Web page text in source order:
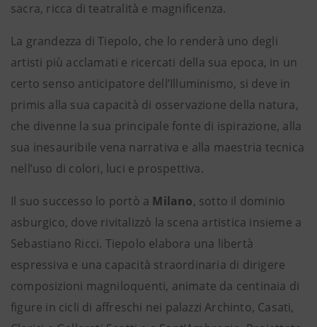
sacra, ricca di teatralità e magnificenza.
La grandezza di Tiepolo, che lo renderà uno degli
artisti più acclamati e ricercati della sua epoca, in un
certo senso anticipatore dell’Illuminismo, si deve in
primis alla sua capacità di osservazione della natura,
che divenne la sua principale fonte di ispirazione, alla
sua inesauribile vena narrativa e alla maestria tecnica
nell’uso di colori, luci e prospettiva.
Il suo successo lo portò a Milano, sotto il dominio
asburgico, dove rivitalizzò la scena artistica insieme a
Sebastiano Ricci. Tiepolo elabora una libertà
espressiva e una capacità straordinaria di dirigere
composizioni magniloquenti, animate da centinaia di
figure in cicli di affreschi nei palazzi Archinto, Casati,